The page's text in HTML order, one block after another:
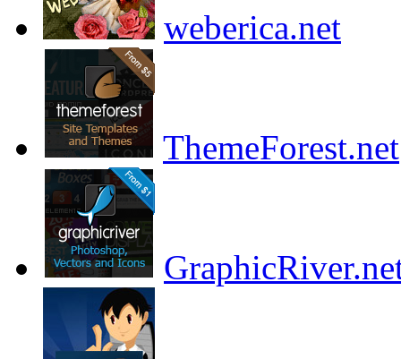
weberica.net
ThemeForest.net